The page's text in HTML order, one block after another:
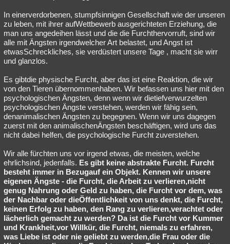
In einerverdorbenen, stumpfsinnigen Gesellschaft wie der unseren
zu leben, mit ihrer aufWettbewerb ausgerichteten Erziehung, die
man uns angedeihen lässt und die die Furchthervorruft, sind wir
alle mit Ängsten irgendwelcher Art belastet, und Angst ist
etwasSchreckliches, sie verdüstert unsere Tage , macht sie wirr
und glanzlos.
Es gibtdie physische Furcht, aber das ist eine Reaktion, die wir
von den Tieren übernommenhaben. Wir befassen uns hier mit den
psychologischen Ängsten, denn wenn wir dietiefverwurzelten
psychologischen Ängste verstehen, werden wir fähig sein,
denanimalischen Ängsten zu begegnen. Wenn wir uns dagegen
zuerst mit den animalischenÄngsten beschäftigen, wird uns das
nicht dabei helfen, die psychologische Furcht zuverstehen.
Wir alle fürchten uns vor irgend etwas, die meisten, welche
ehrlichsind, jedenfalls. Es gibt keine abstrakte Furcht. Furcht
besteht immer in Bezugauf ein Objekt. Kennen wir unsere
eigenen Ängste - die Furcht, die Arbeit zu verlieren,nicht
genug Nahrung oder Geld zu haben, die Furcht vor dem, was
der Nachbar oder dieÖffentlichkeit von uns denkt, die Furcht,
keinen Erfolg zu haben, den Rang zu verlieren,verachtet oder
lächerlich gemacht zu werden? Da ist die Furcht vor Kummer
und Krankheit,vor Willkür, die Furcht, niemals zu erfahren,
was Liebe ist oder nie geliebt zu werden,die Frau oder die